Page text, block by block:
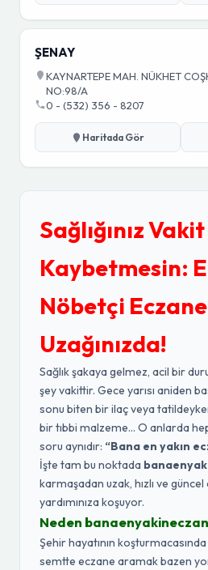
ŞENAY
KAYNARTEPE MAH. NÜKHET
NO:98/A
0 - (532) 356 - 8207
Haritada Gör
Sağlığınız Vakit
Kaybetmesin:
Nöbetçi
Uzağınızda!
Sağlık şakaya gelmez, acil bir
şey vakittir. Gece yarısı aniden
sonu biten bir ilaç veya
bir tıbbi malzeme... O anlarda
soru aynıdır: “Bana en yakın
İşte tam bu noktada
karmaşadan uzak, hızlı ve
yardımınıza koşuyor.
Neden
Şehir hayatının
semtte eczane aramak bazen